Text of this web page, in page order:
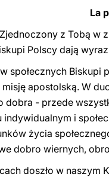
La
z Tobą w
Polscy dają
społecznych Biskupi
misję apostolską. W
dobra - przede
i
życia
dobro wiernych,
doszło w naszym